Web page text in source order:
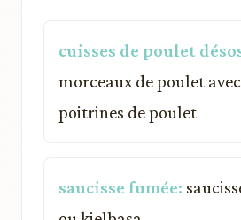
cuisses de poulet
morceaux de poulet
poitrines de poulet
saucisse fumée: